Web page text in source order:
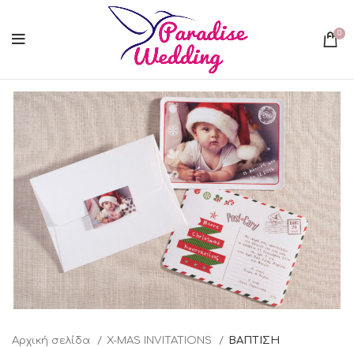
0
Αρχική σελίδα X-MAS INVITATIONS ΒΑΠΤΙΣΗ